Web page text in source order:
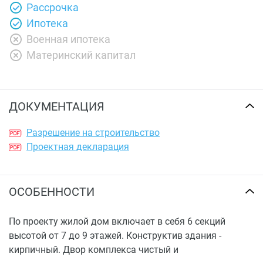
Рассрочка
Ипотека
Военная ипотека
Материнский капитал
ДОКУМЕНТАЦИЯ
Разрешение на строительство
Проектная декларация
ОСОБЕННОСТИ
По проекту жилой дом включает в себя 6 секций
высотой от 7 до 9 этажей. Конструктив здания -
кирпичный. Двор комплекса чистый и